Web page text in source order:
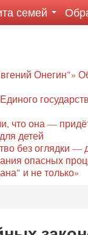
семей
Онегин"»
что она —
детей
без оглядки
опасных
и не только»